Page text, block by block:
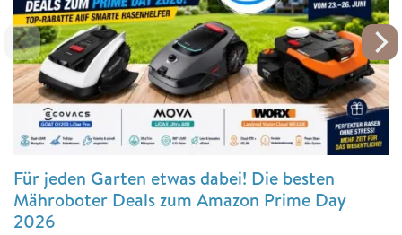
Für jeden Garten etwas dabei! Die besten
Mähroboter Deals zum Amazon Prime Day
2026